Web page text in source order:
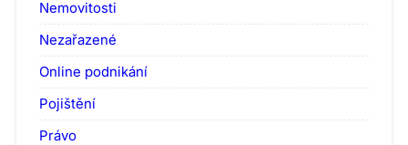
Nemovitosti
Nezařazené
Online podnikání
Pojištění
Právo